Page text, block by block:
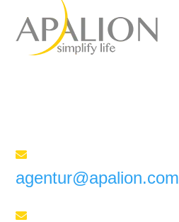

agentur@apalion.com
